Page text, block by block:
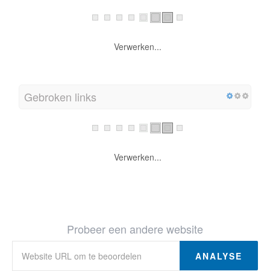
Verwerken...
Gebroken links
Verwerken...
Probeer een andere website
ANALYSE